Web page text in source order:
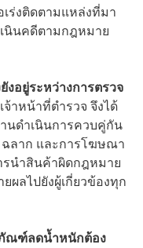
ร่งติดตามแหล่งที่มา
นินคดีตามกฎหมาย
อยู่ระหว่างการตรวจ
าหน้าที่ตำรวจ จึงได้
นดำเนินการควบคู่กัน
ลาก และการโฆษณา
นำสินค้าผิดกฎหมาย
ผลไปยังผู้เกี่ยวข้องทุก
ณฑ์ลดน้ำหนักต้อง